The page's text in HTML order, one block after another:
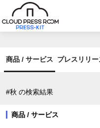
商品 / サービス プレスリリー
#秋 の検索結果
商品 / サービス